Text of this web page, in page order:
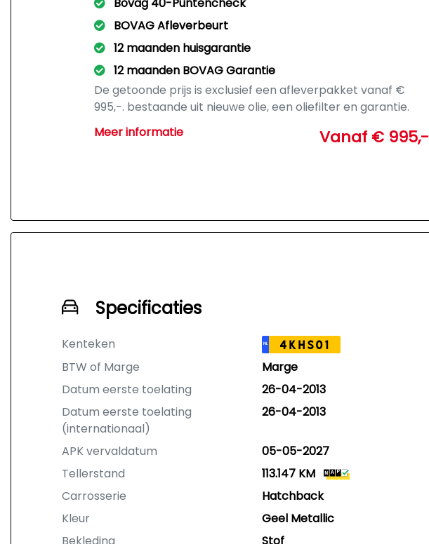
BOVAG Afleverbeurt
12 maanden huisgarantie
12 maanden BOVAG Garantie
De getoonde prijs is exclusief een afleverpakket vanaf €
995,-. bestaande uit nieuwe olie, een oliefilter en garantie.
LET OP: afname van dit pakket is niet verplicht bij aankoop
van de auto.
Meer informatie Vanaf € 995,-
Specificaties
Kenteken NL 4KHS01
BTW of Marge
Marge
Datum eerste toelating
26-04-2013
Datum eerste toelating
(internationaal)
26-04-2013
APK vervaldatum
05-05-2027
Tellerstand
113.147 KM
Carrosserie
Hatchback
Kleur
Geel Metallic